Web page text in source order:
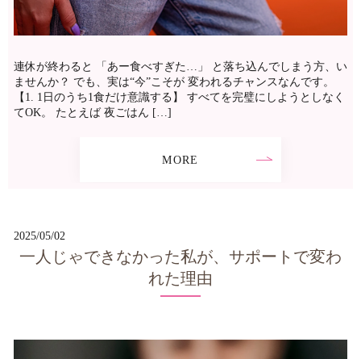
連休が終わると 「あー食べすぎた…」 と落ち込んでしまう方、い
ませんか？ でも、実は“今”こそが 変われるチャンスなんです。
【1. 1日のうち1食だけ意識する】 すべてを完璧にしようとしなく
てOK。 たとえば 夜ごはん […]
MORE
2025/05/02
一人じゃできなかった私が、サポートで変わ
れた理由